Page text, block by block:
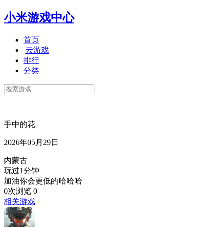
小米游戏中心
首页
云游戏
排行
分类
手中的花
2026年05月29日
内蒙古
玩过1分钟
加油你会更低的哈哈哈
0次浏览 0
相关游戏